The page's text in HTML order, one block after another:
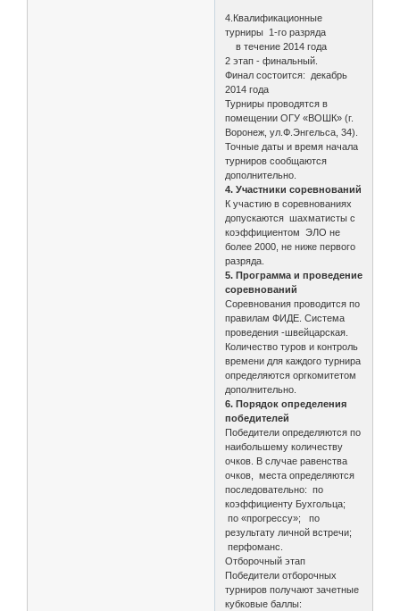
4.Квалификационные
турниры 1-го разряда
в течение 2014 года
2 этап - финальный.
Финал состоится: декабрь
2014 года
Турниры проводятся в
помещении ОГУ «ВОШК» (г.
Воронеж, ул.Ф.Энгельса, 34).
Точные даты и время начала
турниров сообщаются
дополнительно.
4. Участники соревнований
К участию в соревнованиях
допускаются шахматисты с
коэффициентом ЭЛО не
более 2000, не ниже первого
разряда.
5. Программа и проведение
соревнований
Соревнования проводится по
правилам ФИДЕ. Система
проведения -швейцарская.
Количество туров и контроль
времени для каждого турнира
определяются оргкомитетом
дополнительно.
6. Порядок определения
победителей
Победители определяются по
наибольшему количеству
очков. В случае равенства
очков, места определяются
последовательно: по
коэффициенту Бухгольца;
по «прогрессу»; по
результату личной встречи;
перфоманс.
Отборочный этап
Победители отборочных
турниров получают зачетные
кубковые баллы: